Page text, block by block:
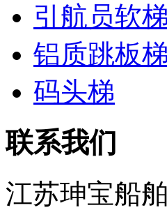
引航员软梯
铝质跳板梯
码头梯
联系我们
江苏珅宝船